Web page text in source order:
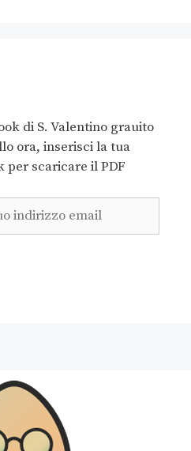
di S. Valentino grauito
ora, inserisci la tua
scaricare il PDF